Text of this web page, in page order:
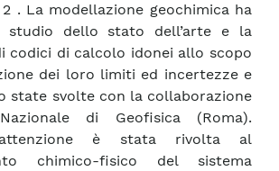
. La modellazione geochimica ha
studio dello stato dell’arte e la
codici di calcolo idonei allo scopo
dei loro limiti ed incertezze e
state svolte con la collaborazione
di Geofisica (Roma).
attenzione è stata rivolta al
chimico-fisico del sistema